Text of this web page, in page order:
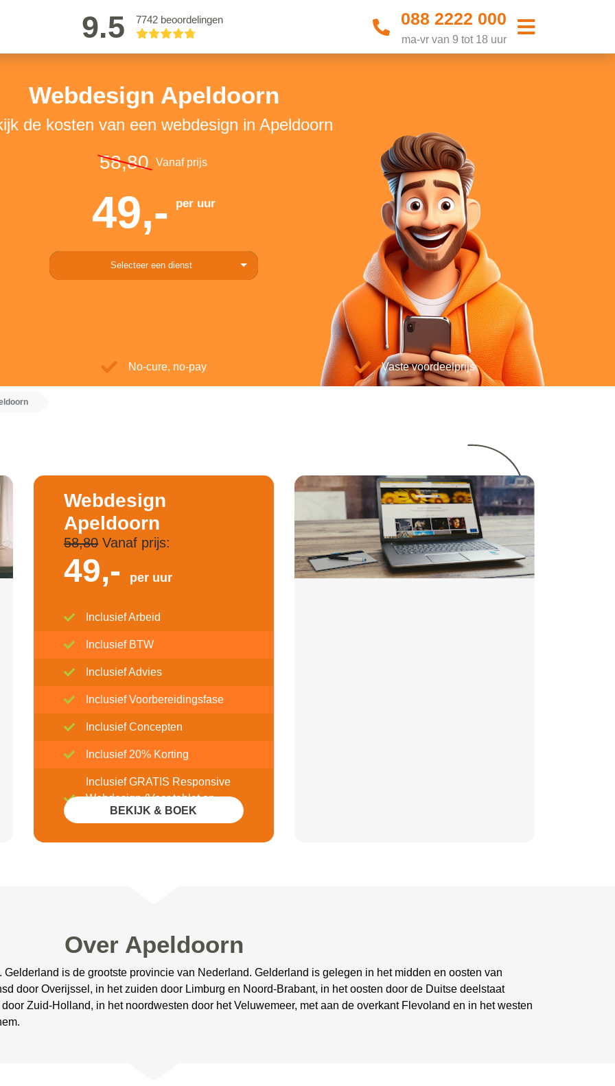
9.5 7742 beoordelingen 088 2222 000
ma-vr van 9 tot 18 uur
Webdesign Apeldoorn
de kosten van een webdesign in Apeldoorn
58,80 Vanaf prijs
49,- per uur
Selecteer een dienst
No-cure, no-pay Vaste voordeelprijs
Webdesign
Apeldoorn
58,80Vanaf prijs:
49,- per uur
Inclusief Arbeid
Inclusief BTW
Inclusief Advies
Inclusief Voorbereidingsfase
Inclusief Concepten
Inclusief 20% Korting
Inclusief GRATIS Responsive
Webdesign (Voor tablet en
mobile)BEKIJK & BOEK
Over Apeldoorn
is de grootste provincie van Nederland. Gelderland is gelegen in het midden en oosten van
door Overijssel, in het zuiden door Limburg en Noord-Brabant, in het oosten door de Duitse deelstaat
Zuid-Holland, in het noordwesten door het Veluwemeer, met aan de overkant Flevoland en in het westen